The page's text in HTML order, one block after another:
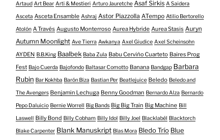
Artaud Art Bear Arti & Mestieri Arturo Jauretche Asaf Sirkis A Saidera
Asceta Asceta Ensamble Ashraj Astor Piazzolla ATempo Atilio Bertorello
Atolón A Través Augusto Monterroso Aurea Hybride Aurea Stasis Auryn
Autumn Moonlight Ave Tierra Awkanya Axel Giudice Axel Scheinsohn
AYDEN B.B.King Baalbek Baba Zula Babu Cerviño Cuarteto Baires Prog
Fest Bajo Cuerda Bajofondo Baltasar Comotto Banana Bandgap Barbara
Rubin Bar Kokhba Barón Biza Bastian Per Beatlejuice Beledo Beledo and
The Avengers Benjamin Lechuga Benny Goodman Bernardo Alza Bernardo
Pepo Daluicio Bernie Worrell Big Bands Big Big Train Big Machine Bill
Laswell Billy Bond Billy Cobham Billy Idol Billy Joel Blacklabél Blacktorch
Blake Carpenter Blank Manuskript Blas Mora Bledo Trío Blue